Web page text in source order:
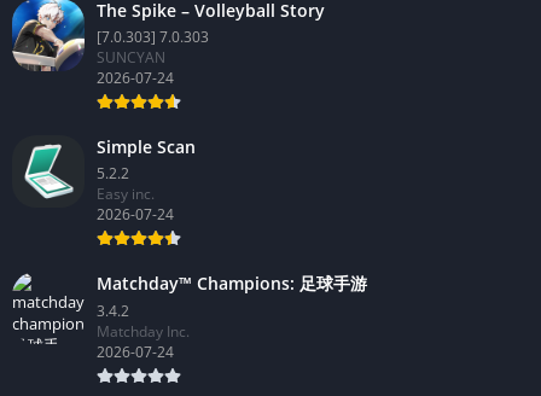
The Spike – Volleyball Story
[7.0.303] 7.0.303
SUNCYAN
2026-07-24
Simple Scan
5.2.2
Easy inc.
2026-07-24
Matchday™ Champions: 足球手游
3.4.2
Matchday Inc.
2026-07-24